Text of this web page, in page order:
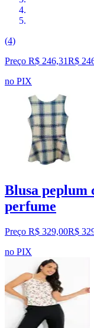
(4)
Preço R$ 246,31R$
no PIX
Blusa peplum
perfume
Preço R$ 329,00R$
no PIX